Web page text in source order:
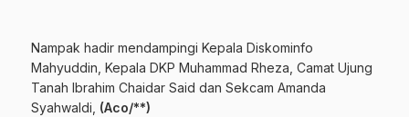
Nampak hadir mendampingi Kepala Diskominfo
Mahyuddin, Kepala DKP Muhammad Rheza, Camat Ujung
Tanah Ibrahim Chaidar Said dan Sekcam Amanda
Syahwaldi, (Aco/**)